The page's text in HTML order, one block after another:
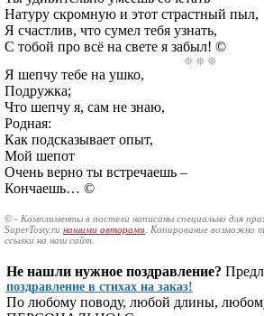
Натуру скромную и этот страстный пыл,
Я счастлив, что сумел тебя узнать,
С тобой про всё на свете я забыл! ©
Я шепчу тебе на ушко,
Подружка;
Что шепчу я, сам не знаю,
Родная:
Как подсказывает опыт,
Мой шепот
Очень верно ты встречаешь –
Кончаешь… ©
© - Комплименты в постели написаны специально для
SuperTosty.ru нашими авторами . Копирование возможно
ссылки на наш сайт.
Не нашли нужное поздравление?
поздравление в стихах на заказ!
По любому поводу, любой длины,